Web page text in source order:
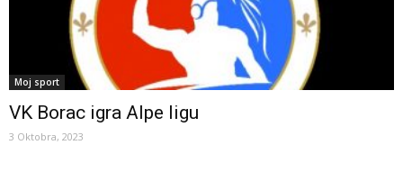
Moj sport
VK Borac igra Alpe ligu
3 Oktobra, 2023